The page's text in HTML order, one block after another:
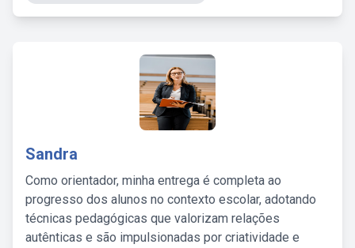
Sandra
Como orientador, minha entrega é completa ao
progresso dos alunos no contexto escolar, adotando
técnicas pedagógicas que valorizam relações
autênticas e são impulsionadas por criatividade e